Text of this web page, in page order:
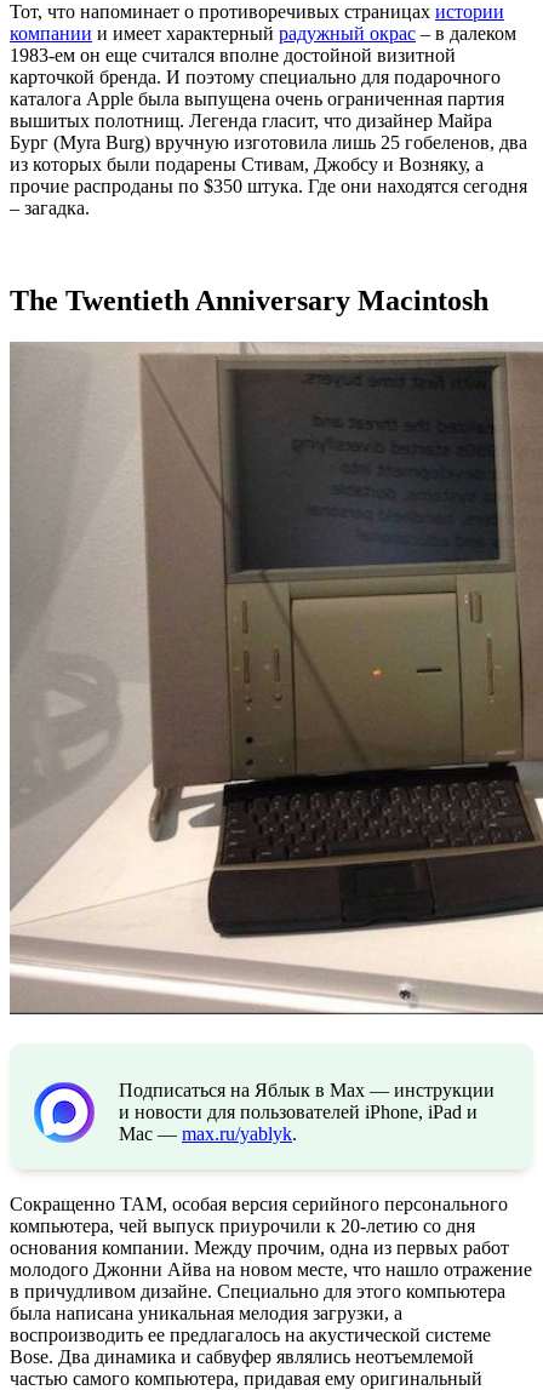
Тот, что напоминает о противоречивых страницах истории
компании и имеет характерный радужный окрас – в далеком
1983-ем он еще считался вполне достойной визитной
карточкой бренда. И поэтому специально для подарочного
каталога Apple была выпущена очень ограниченная партия
вышитых полотнищ. Легенда гласит, что дизайнер Майра
Бург (Myra Burg) вручную изготовила лишь 25 гобеленов, два
из которых были подарены Стивам, Джобсу и Возняку, а
прочие распроданы по $350 штука. Где они находятся сегодня
– загадка.
The Twentieth Anniversary Macintosh
Подписаться на Яблык в Max — инструкции
и новости для пользователей iPhone, iPad и
Mac — max.ru/yablyk.
Сокращенно TAM, особая версия серийного персонального
компьютера, чей выпуск приурочили к 20-летию со дня
основания компании. Между прочим, одна из первых работ
молодого Джонни Айва на новом месте, что нашло отражение
в причудливом дизайне. Специально для этого компьютера
была написана уникальная мелодия загрузки, а
воспроизводить ее предлагалось на акустической системе
Bose. Два динамика и сабвуфер являлись неотъемлемой
частью самого компьютера, придавая ему оригинальный